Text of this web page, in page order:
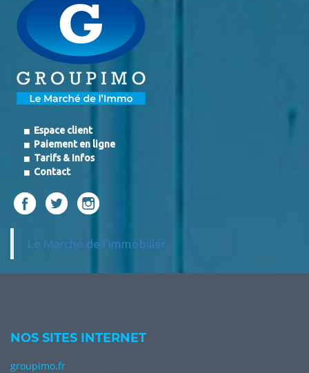
Espace client
Paiement en ligne
Tarifs & Infos
Contact
Le Marché de l'Immobilier
NOS SITES INTERNET
groupimo.fr